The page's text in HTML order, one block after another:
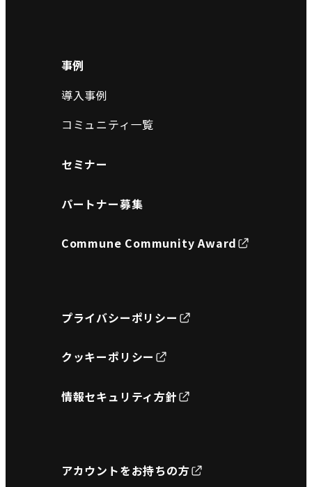
事例
導入事例
コミュニティ一覧
セミナー
パートナー募集
Commune Community Award
プライバシーポリシー
クッキーポリシー
情報セキュリティ方針
アカウントをお持ちの方